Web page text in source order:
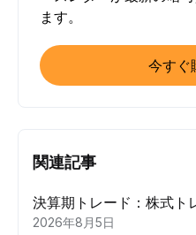
ます。
今すぐ
関連記事
決算期トレード：株式ト
2026年8月5日